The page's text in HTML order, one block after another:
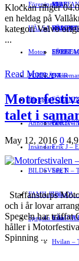
VAL
Mat
RESOR
JOBB
HANDEL
Föreningsliv
SPORT
DJUR
HÄLSA
Motor
PORTRÄTT
Bloggar
Gert Å –
Erik J –
Stig N –
Jenny A
Yrsa –
Hvilan –
Annonsera
Insändare
BILDSVEPET
FAMILJEBILD
LÄMNA
Spegeln Info
Klockan ringer
en heldag på
kategori Volvo
...
Read More »
talet i
May 12, 2016 0
Staffanstorps
och i år lovar
Spegeln har träffat
håller i
Spinning ...